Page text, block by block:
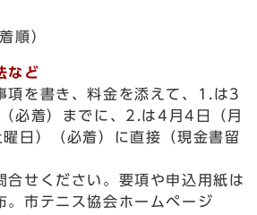
順）
など
を書き、料金を添えて、1.は3
必着）までに、2.は4月4日（月
日）（必着）に直接（現金書留
せください。要項や申込用紙は
。市テニス協会ホームページ